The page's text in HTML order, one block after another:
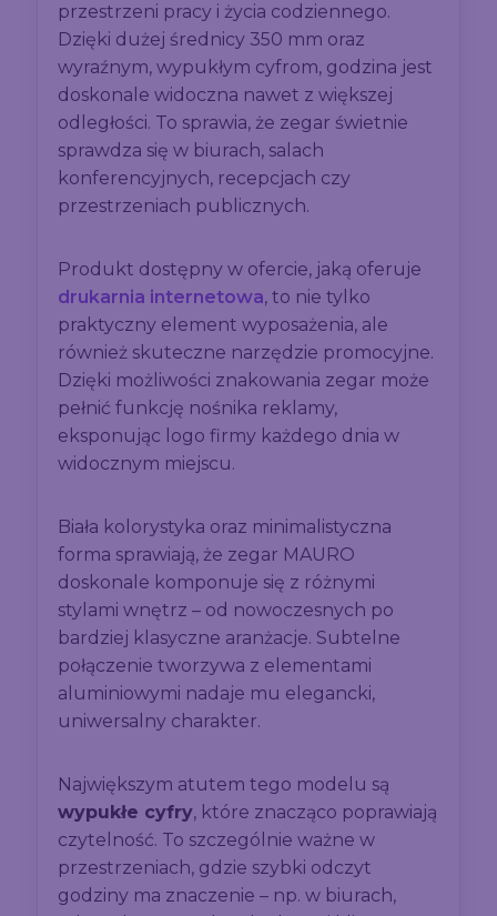
przestrzeni pracy i życia codziennego.
Dzięki dużej średnicy 350 mm oraz
wyraźnym, wypukłym cyfrom, godzina jest
doskonale widoczna nawet z większej
odległości. To sprawia, że zegar świetnie
sprawdza się w biurach, salach
konferencyjnych, recepcjach czy
przestrzeniach publicznych.
Produkt dostępny w ofercie, jaką oferuje
drukarnia internetowa, to nie tylko
praktyczny element wyposażenia, ale
również skuteczne narzędzie promocyjne.
Dzięki możliwości znakowania zegar może
pełnić funkcję nośnika reklamy,
eksponując logo firmy każdego dnia w
widocznym miejscu.
Biała kolorystyka oraz minimalistyczna
forma sprawiają, że zegar MAURO
doskonale komponuje się z różnymi
stylami wnętrz – od nowoczesnych po
bardziej klasyczne aranżacje. Subtelne
połączenie tworzywa z elementami
aluminiowymi nadaje mu elegancki,
uniwersalny charakter.
Największym atutem tego modelu są
wypukłe cyfry, które znacząco poprawiają
czytelność. To szczególnie ważne w
przestrzeniach, gdzie szybki odczyt
godziny ma znaczenie – np. w biurach,